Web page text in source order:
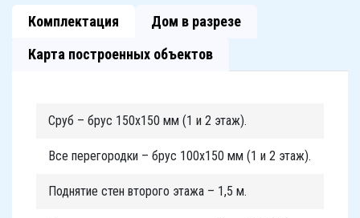
Комплектация
Дом в разрезе
Карта построенных объектов
Сруб – брус 150х150 мм (1 и 2 этаж).
Все перегородки – брус 100х150 мм (1 и 2 этаж).
Поднятие стен второго этажа – 1,5 м.